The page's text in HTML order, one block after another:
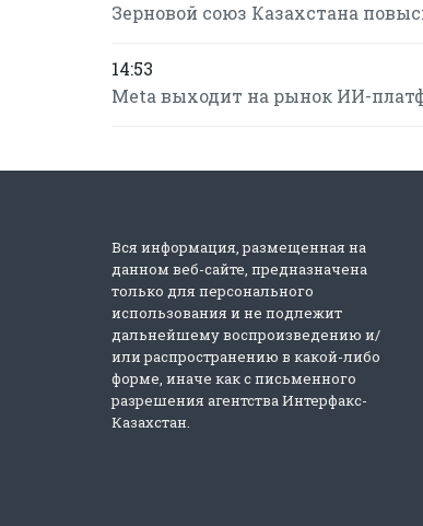
Зерновой союз Казахстана
14:53
Meta выходит на рынок ИИ-
Вся информация, размещенная на
данном веб-сайте, предназначена
только для персонального
использования и не подлежит
дальнейшему воспроизведению и/
или распространению в какой-либо
форме, иначе как с письменного
разрешения агентства Интерфакс-
Казахстан.